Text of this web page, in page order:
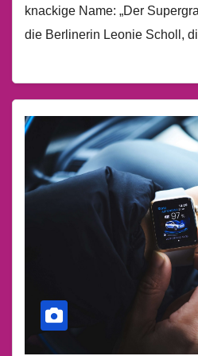
knackige Name: „Der
die Berlinerin Leonie Scholl,